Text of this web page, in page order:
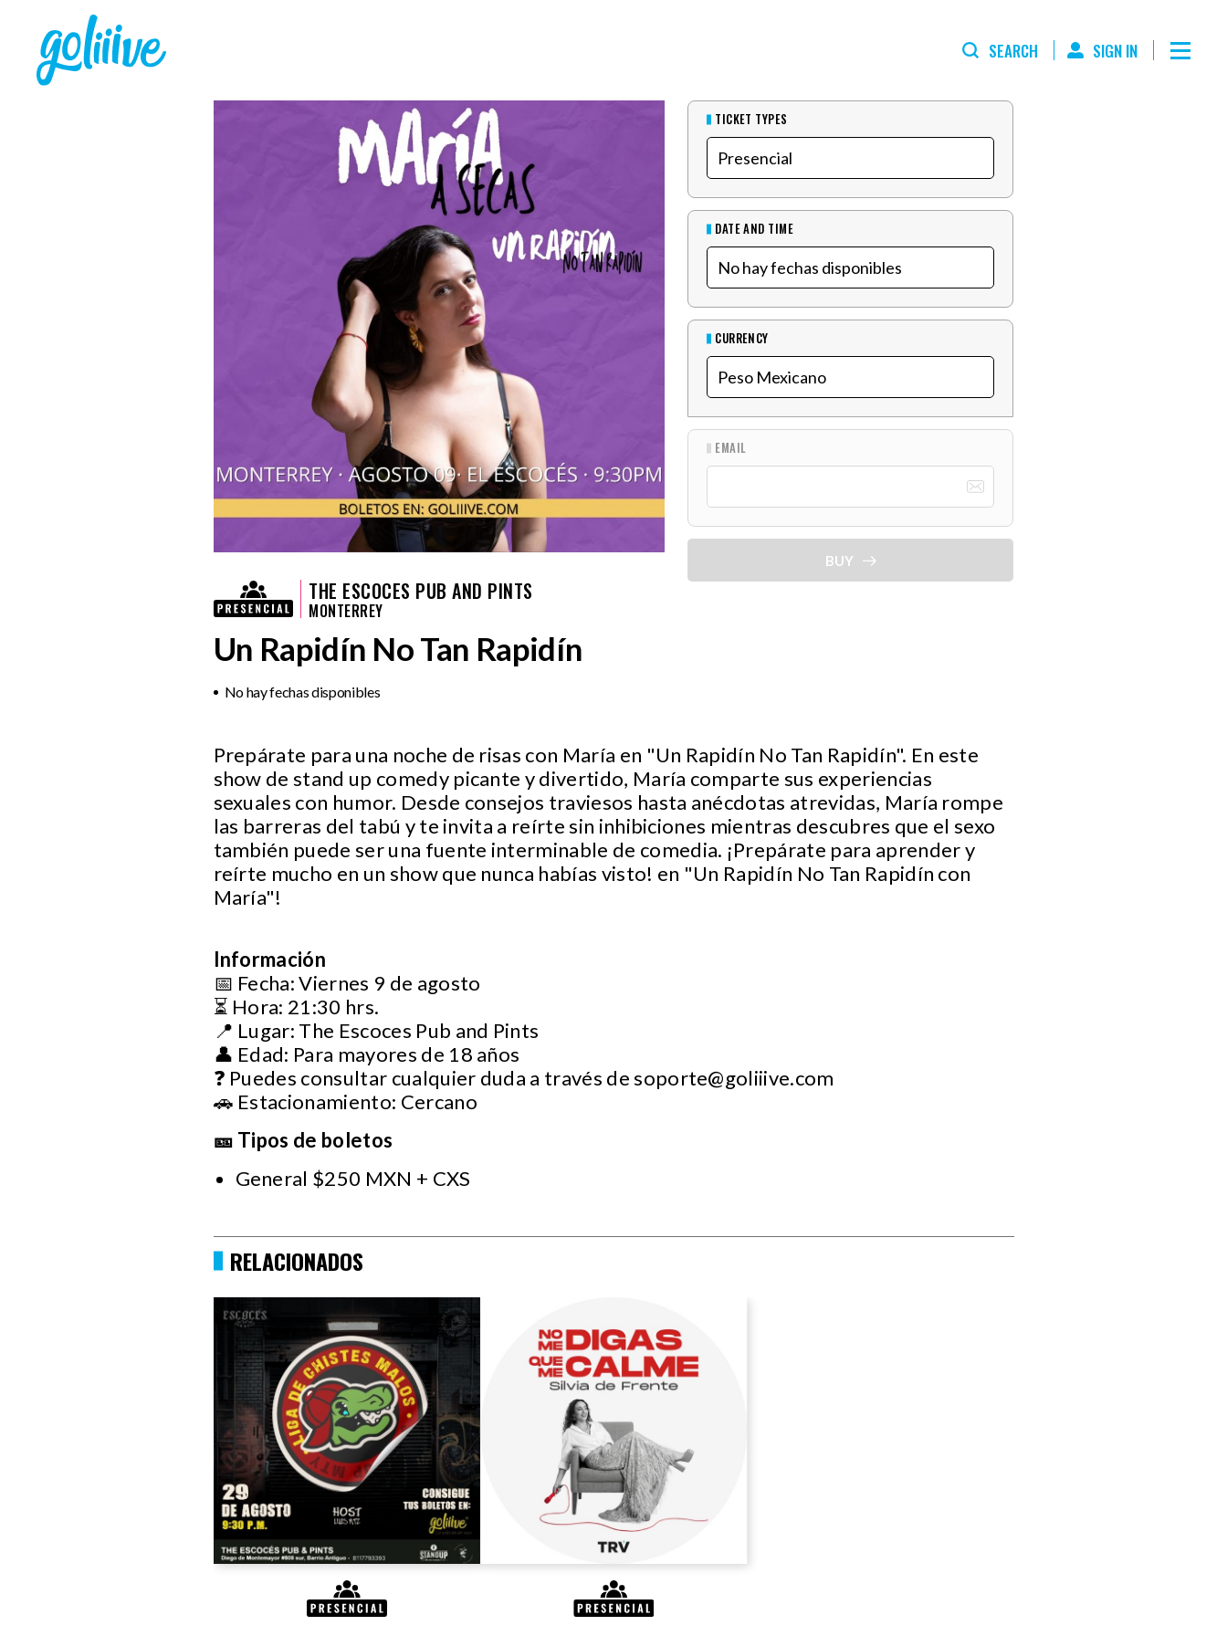
SEARCH SIGN IN
THE ESCOCES PUB AND PINTS
MONTERREY
Un Rapidín No Tan Rapidín
No hay fechas disponibles
TICKET TYPES
DATE AND TIME
CURRENCY
EMAIL
BUY
Prepárate para una noche de risas con María en "Un Rapidín No Tan Rapidín". En este
show de stand up comedy picante y divertido, María comparte sus experiencias
sexuales con humor. Desde consejos traviesos hasta anécdotas atrevidas, María rompe
las barreras del tabú y te invita a reírte sin inhibiciones mientras descubres que el sexo
también puede ser una fuente interminable de comedia. ¡Prepárate para aprender y
reírte mucho en un show que nunca habías visto! en "Un Rapidín No Tan Rapidín con
María"!
Información
📅 Fecha: Viernes 9 de agosto
⏳ Hora: 21:30 hrs.
📍 Lugar: The Escoces Pub and Pints
👤 Edad: Para mayores de 18 años
❓ Puedes consultar cualquier duda a través desoporte@goliiive.com
🚗 Estacionamiento: Cercano
🎫 Tipos de boletos
General $250 MXN + CXS
RELACIONADOS